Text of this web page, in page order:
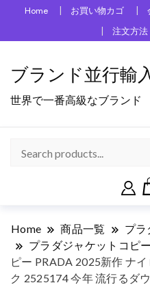
Home お買い物カゴ
注文方法
ブランド並行輸
世界で一番高級なブランド
Home 商品一覧 プラ
プラダジャケットコピー
ピー PRADA 2025新作 ナ
ク 2525174 今年 流行るダ